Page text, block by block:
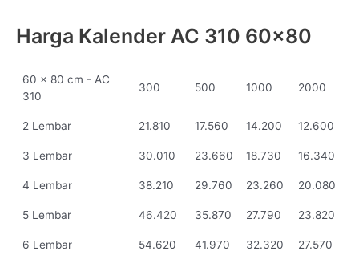
Harga Kalender AC 310 60x80
60 x 80 cm - AC
310
300 500 1000 2000
2 Lembar 21.810 17.560 14.200 12.600
3 Lembar 30.010 23.660 18.730 16.340
4 Lembar 38.210 29.760 23.260 20.080
5 Lembar 46.420 35.870 27.790 23.820
6 Lembar 54.620 41.970 32.320 27.570